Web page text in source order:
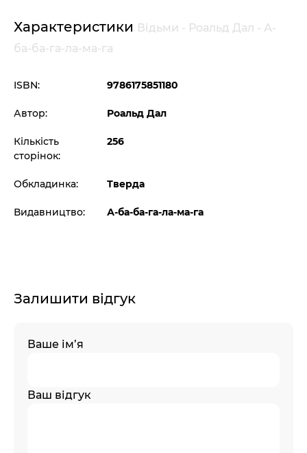
Характеристики Відьми - Роальд Дал - А-
ба-ба-га-ла-ма-га
ISBN: 9786175851180
Автор: Роальд Дал
Кількість
сторінок:
256
Обкладинка: Тверда
Видавництво: А-ба-ба-га-ла-ма-га
Залишити відгук
Ваше ім’я
Ваш відгук